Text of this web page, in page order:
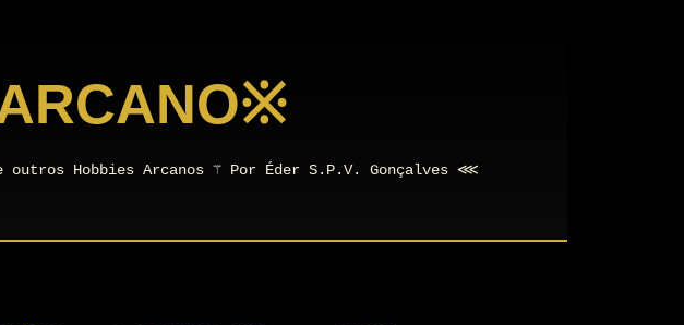
※
outros Hobbies Arcanos ⚚ Por Éder S.P.V. Gonçalves ⋘